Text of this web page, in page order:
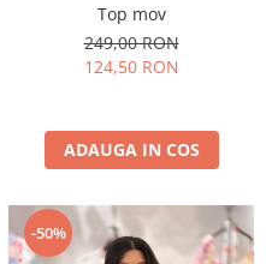
Top mov
249,00 RON
124,50 RON
ADAUGA IN COS
-50%